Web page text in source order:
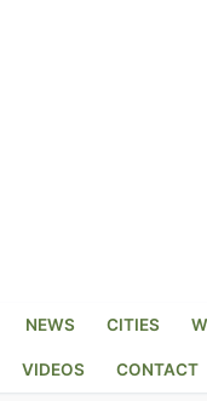
NEWS CITIES
VIDEOS CONTACT